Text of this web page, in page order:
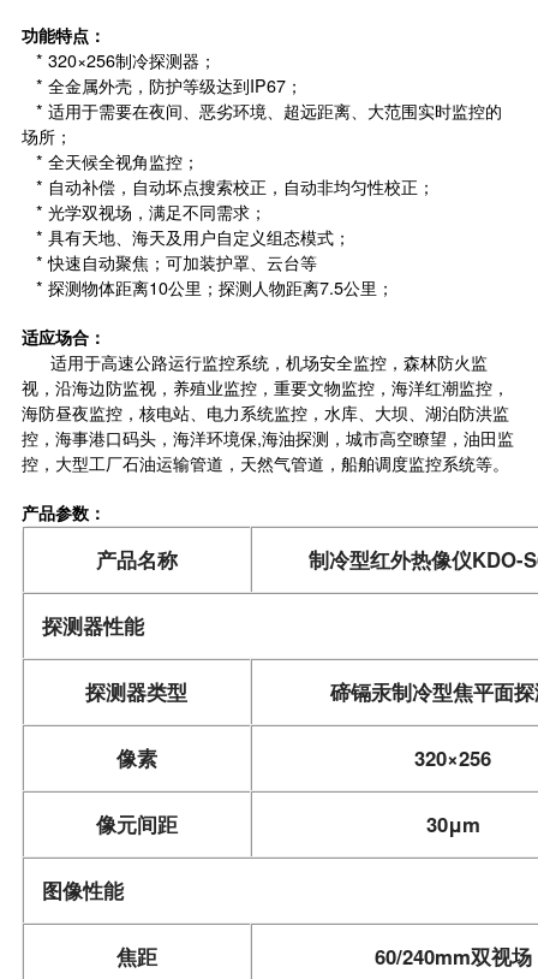
功能特点：
* 320×256制冷探测器；
* 全金属外壳，防护等级达到IP67；
* 适用于需要在夜间、恶劣环境、超远距离、大范围实时监控的
场所；
* 全天候全视角监控；
* 自动补偿，自动坏点搜索校正，自动非均匀性校正；
* 光学双视场，满足不同需求；
* 具有天地、海天及用户自定义组态模式；
* 快速自动聚焦；可加装护罩、云台等
* 探测物体距离10公里；探测人物距离7.5公里；
适应场合：
适用于高速公路运行监控系统，机场安全监控，森林防火监
视，沿海边防监视，养殖业监控，重要文物监控，海洋红潮监控，
海防昼夜监控，核电站、电力系统监控，水库、大坝、湖泊防洪监
控，海事港口码头，海洋环境保,海油探测，城市高空瞭望，油田监
控，大型工厂石油运输管道，天然气管道，船舶调度监控系统等。
产品参数：
产品名称 制冷型红外热像仪KDO-
探测器性能
探测器类型 碲镉汞制冷型焦平面
像素 320×256
像元间距 30μm
图像性能
焦距 60/240mm双视场